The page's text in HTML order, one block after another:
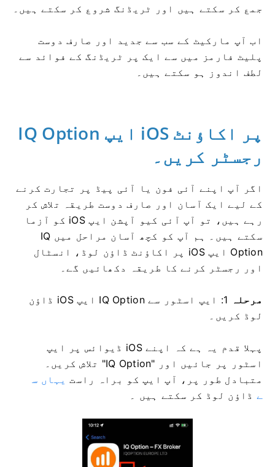
جمع کر سکتے ہیں اور ٹریڈنگ شروع کر سکتے ہیں۔
اب آپ مارکیٹ کے سب سے جدید اور صارف دوست
پلیٹ فارمز میں سے ایک پر ٹریڈنگ کے فوائد سے
لطف اندوز ہو سکتے ہیں۔
IQ Option ایپ iOS پر اکاؤنٹ
رجسٹر کریں۔
اگر آپ اپنے آئی فون یا آئی پیڈ پر تجارت کرنے
کے لیے ایک آسان اور صارف دوست طریقہ تلاش کر
رہے ہیں، تو آپ آئی کیو آپشن ایپ iOS کو آزما
سکتے ہیں۔ ہم آپ کو کچھ آسان مراحل میں IQ
Option ایپ iOS پر اکاؤنٹ ڈاؤن لوڈ، انسٹال
اور رجسٹر کرنے کا طریقہ دکھائیں گے۔
مرحلہ
1: ایپ اسٹور سے IQ Option ایپ iOS ڈاؤن
لوڈ کریں۔
پہلا قدم یہ ہے کہ اپنے iOS ڈیوائس پر ایپ
اسٹور پر جائیں اور "IQ Option" تلاش کریں۔
متبادل طور پر، آپ ایپ کو براہ راست یہاں س
ے ڈاؤن لوڈ کر سکتے ہیں ۔